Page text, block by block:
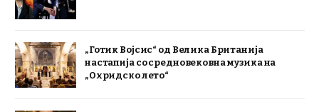
„Готик Војсис“ од Велика Британија
настапија со средновековна музика на
„Охридско лето“